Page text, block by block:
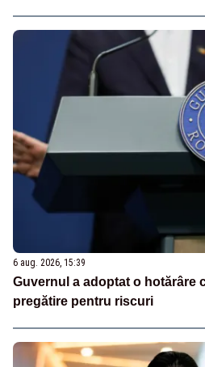
6 aug. 2026, 15:39
Guvernul a adoptat o hotărâre
pregătire pentru riscuri